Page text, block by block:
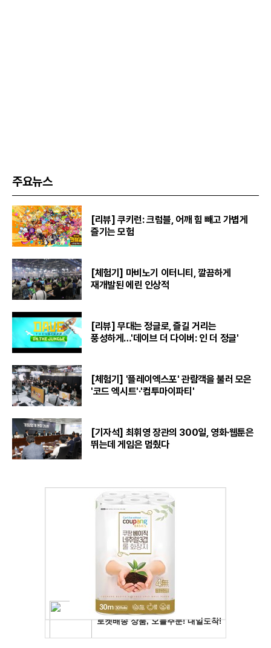
주요뉴스
[리뷰] 쿠키런: 크럼블, 어깨 힘 빼고 가볍게
즐기는 모험
[체험기] 마비노기 이터니티, 깔끔하게
재개발된 에린 인상적
[리뷰] 무대는 정글로, 즐길 거리는
풍성하게…'데이브 더 다이버: 인 더 정글'
[체험기] '플레이엑스포' 관람객을 불러 모은
'코드 엑시트'·'컴투마이파티'
[기자석] 최휘영 장관의 300일, 영화·웹툰은
뛰는데 게임은 멈췄다